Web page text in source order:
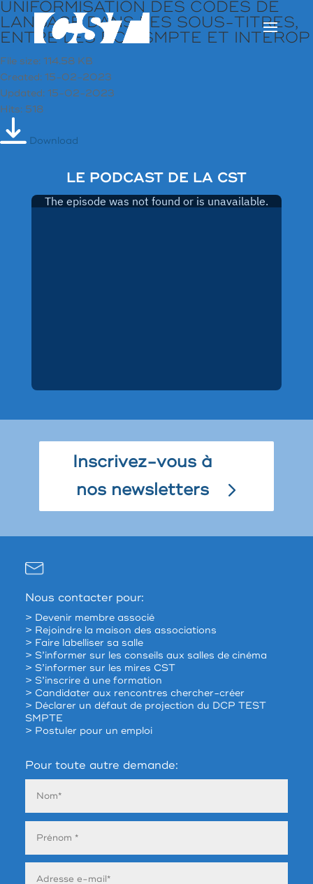
UNIFORMISATION DES CODES DE
LANGAGE DANS LES SOUS-TITRES,
ENTRE LES DCP SMPTE ET INTEROP
File size: 114.58 KB
Created: 15-02-2023
Updated: 15-02-2023
Hits: 518
Download
LE PODCAST DE LA CST
Inscrivez-vous à
nos newsletters
Nous contacter pour:
> Devenir membre associé
> Rejoindre la maison des associations
> Faire labelliser sa salle
> S’informer sur les conseils aux salles de cinéma
> S’informer sur les mires CST
> S’inscrire à une formation
> Candidater aux rencontres chercher-créer
> Déclarer un défaut de projection du DCP TEST
SMPTE
> Postuler pour un emploi
Pour toute autre demande: